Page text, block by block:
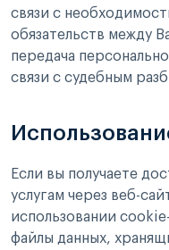
связи с
обязательств между
передача
связи с судебным
Если вы получаете
услугам через веб-
использовании
файлы данных,